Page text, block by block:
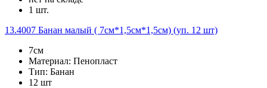
1 шт.
13.4007 Банан малый ( 7см*1,5см*1,5см) (уп. 12 шт)
7см
Материал: Пенопласт
Тип: Банан
12 шт